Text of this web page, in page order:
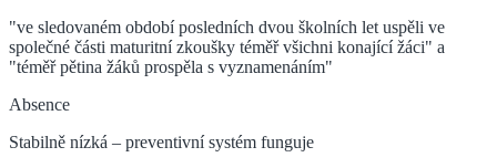
"ve sledovaném období posledních dvou školních let uspěli ve
společné části maturitní zkoušky téměř všichni konající žáci" a
"téměř pětina žáků prospěla s vyznamenáním"
Absence
Stabilně nízká – preventivní systém funguje